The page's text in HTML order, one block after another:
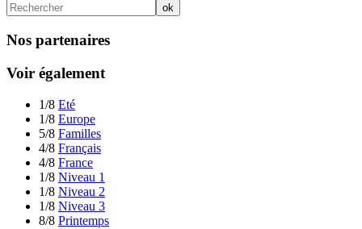
Nos partenaires
Voir également
1/8 Eté
1/8 Europe
5/8 Familles
4/8 Français
4/8 France
1/8 Niveau 1
1/8 Niveau 2
1/8 Niveau 3
8/8 Printemps